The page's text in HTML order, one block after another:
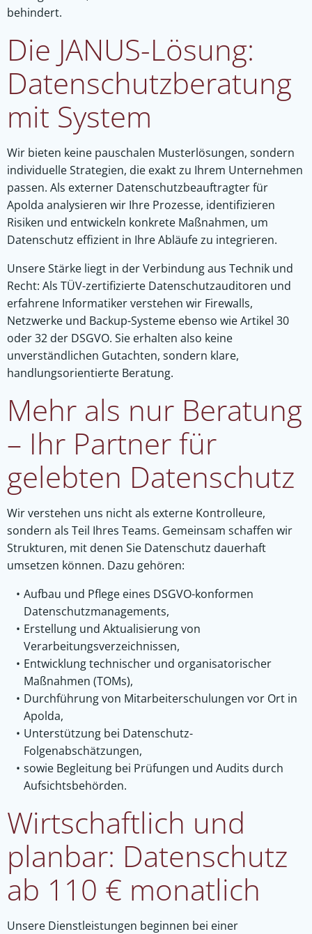
behindert.
Die JANUS-Lösung:
Datenschutzberatung
mit System
Wir bieten keine pauschalen Musterlösungen, sondern
individuelle Strategien, die exakt zu Ihrem Unternehmen
passen. Als externer Datenschutzbeauftragter für
Apolda analysieren wir Ihre Prozesse, identifizieren
Risiken und entwickeln konkrete Maßnahmen, um
Datenschutz effizient in Ihre Abläufe zu integrieren.
Unsere Stärke liegt in der Verbindung aus Technik und
Recht: Als TÜV-zertifizierte Datenschutzauditoren und
erfahrene Informatiker verstehen wir Firewalls,
Netzwerke und Backup-Systeme ebenso wie Artikel 30
oder 32 der DSGVO. Sie erhalten also keine
unverständlichen Gutachten, sondern klare,
handlungsorientierte Beratung.
Mehr als nur Beratung
– Ihr Partner für
gelebten Datenschutz
Wir verstehen uns nicht als externe Kontrolleure,
sondern als Teil Ihres Teams. Gemeinsam schaffen wir
Strukturen, mit denen Sie Datenschutz dauerhaft
umsetzen können. Dazu gehören:
Aufbau und Pflege eines DSGVO-konformen
Datenschutzmanagements,
Erstellung und Aktualisierung von
Verarbeitungsverzeichnissen,
Entwicklung technischer und organisatorischer
Maßnahmen (TOMs),
Durchführung von Mitarbeiterschulungen vor Ort in
Apolda,
Unterstützung bei Datenschutz-
Folgenabschätzungen,
sowie Begleitung bei Prüfungen und Audits durch
Aufsichtsbehörden.
Wirtschaftlich und
planbar: Datenschutz
ab 110 € monatlich
Unsere Dienstleistungen beginnen bei einer